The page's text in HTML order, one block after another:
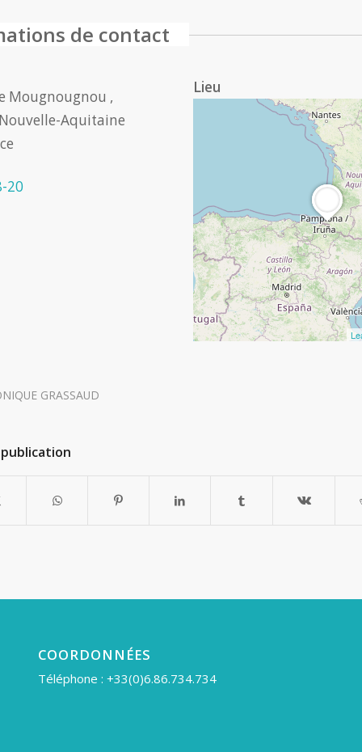
de contact
Mougnougnou ,
Aquitaine
20
Lieu
GRASSAUD
COORDONNÉES
Téléphone : +33(0)6.86.734.734